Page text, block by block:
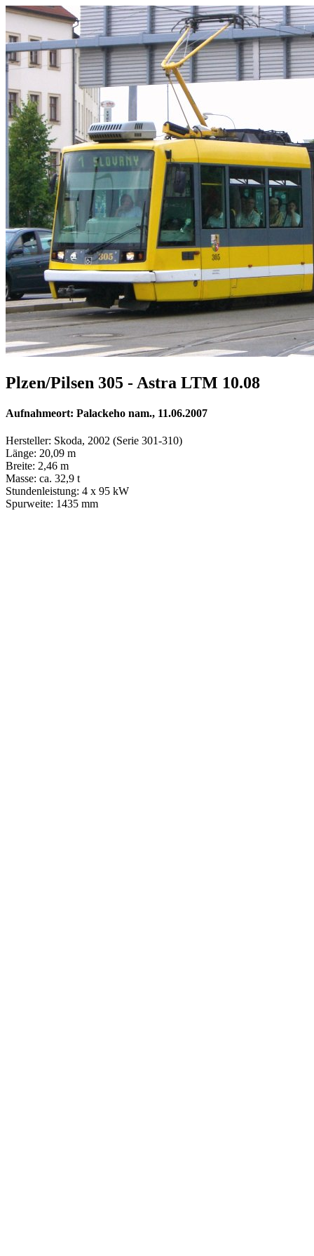
Plzen/Pilsen 305 - Astra LTM 10.08
Aufnahmeort: Palackeho nam., 11.06.2007
Hersteller: Skoda, 2002 (Serie 301-310)
Länge: 20,09 m
Breite: 2,46 m
Masse: ca. 32,9 t
Stundenleistung: 4 x 95 kW
Spurweite: 1435 mm